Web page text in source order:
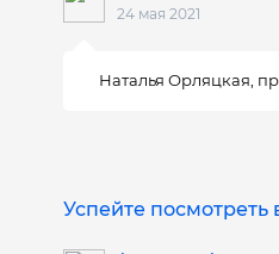
24 мая 2021
Наталья Орляцкая,
Успейте